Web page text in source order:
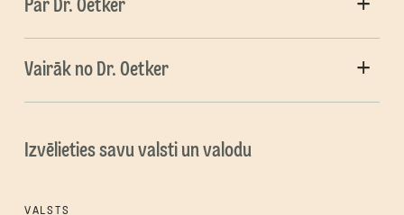
Par Dr. Oetker
Vairāk no Dr. Oetker
Izvēlieties savu valsti un valodu
VALSTS